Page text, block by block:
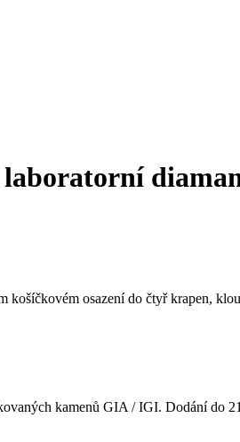
laboratorní
osazení do čtyř krapen,
kamenů GIA / IGI. Dodání do